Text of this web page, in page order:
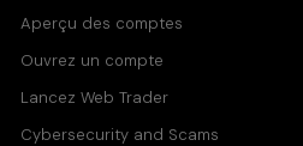
Aperçu des comptes
Ouvrez un compte
Lancez Web Trader
Cybersecurity and Scams